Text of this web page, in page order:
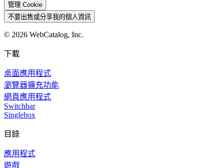
管理 Cookie
不要出售或分享我的個人資訊
© 2026 WebCatalog, Inc.
下載
桌面應用程式
瀏覽器擴充功能
網頁應用程式
Switchbar
Singlebox
目錄
應用程式
遊戲